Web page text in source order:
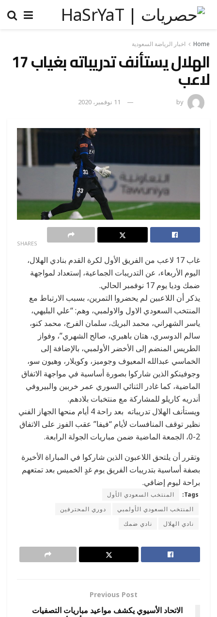
Home اخبار الرياضة السعودية
الهلال يستأنف تدريباته بغياب 17
لاعب
by 11 نوفمبر، 2020
SHARES
غاب 17 لاعب من الفريق الأول لكرة القدم بنادي الهلال،
اليوم الأربعاء، عن التدريبات الجماعية، إستعداد لمواجهة
ضمك وديا يوم 17 نوفمبر الحالي.
يذكر أن اللاعبين لم يحضروا التمرين، بسبب الارتباط مع
المنتخب السعودي الاول والاولمبي، وهم: “علي البليهي،
ياسر الشهراني، محمد البريك، سلمان الفرج، محمد كنو،
سالم الدوسري، هتان باهبري، صالح الشهري”، وفواز
الطريس المنضم إلى الأخضر الأولمبي، بالإضافة إلى
الخماسي عبدالله المعيوف وجوميز، وكويلار، وهيون سو،
وجوفينكو الذين شاركوا بصورة أساسية في مواجهة الاتفاق
الماضية، كما غادر الثنائي السوري عمر خربين والبيروفي
أندريه كاريلو للمشاركة مع منتخبات بلادهم.
ويستأنف الهلال تدريباته بعد راحة 4 أيام منحها الجهاز الفني
نظير توقف المنافسات لأيام “فيفا” عقب الفوز على الاتفاق
2-0، الجمعة الماضية ضمن مباريات الجولة الرابعة.
وتقرر أن يلتحق اللاعبون الذين شاركوا في المباراة الأخيرة
بصفة أساسية بتدريبات الفريق يوم غدٍ الخميس بعد تمتعهم
براحة ليوم إضافي.
Tags:
المنتخب السعودي الأول
المنتخب السعودي الأولمبي
دوري المحترفين
نادي الهلال
نادي ضمك
Previous Post
الاتحاد الأسيوي يكشف مواعيد مباريات التصفيات